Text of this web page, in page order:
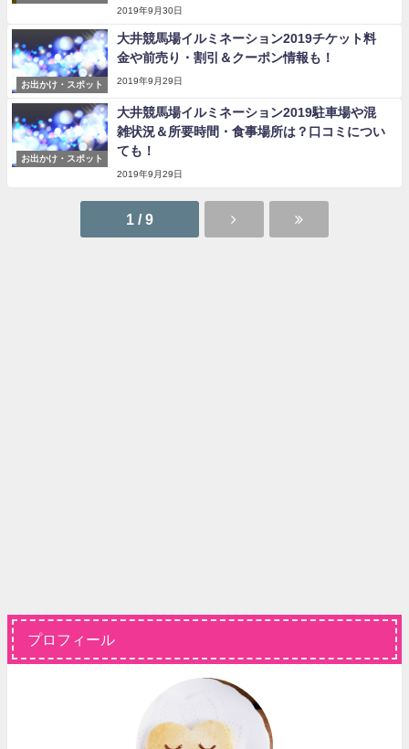
2019年9月30日
お出かけ・スポット
大井競馬場イルミネーション2019チケット料
金や前売り・割引＆クーポン情報も！
2019年9月29日
お出かけ・スポット
大井競馬場イルミネーション2019駐車場や混
雑状況＆所要時間・食事場所は？口コミについ
ても！
2019年9月29日
1 / 9
プロフィール